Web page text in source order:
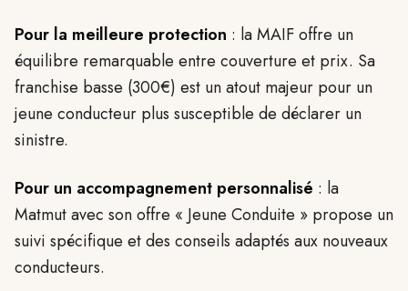
Pour la meilleure protection : la MAIF offre un
équilibre remarquable entre couverture et prix. Sa
franchise basse (300€) est un atout majeur pour un
jeune conducteur plus susceptible de déclarer un
sinistre.
Pour un accompagnement personnalisé : la
Matmut avec son offre « Jeune Conduite » propose un
suivi spécifique et des conseils adaptés aux nouveaux
conducteurs.